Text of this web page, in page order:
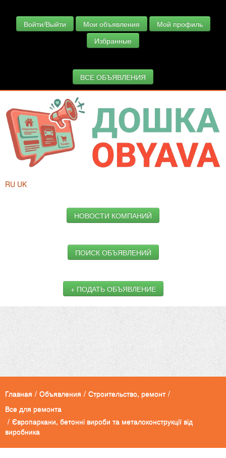
Войти/Выйти Мои объявления
Мой профиль
Избранные
ВСЕ ОБЪЯВЛЕНИЯ
RU UK
НОВОСТИ КОМПАНИЙ
ПОИСК ОБЪЯВЛЕНИЙ
+ ПОДАТЬ ОБЪЯВЛЕНИЕ
Главная / Объявления / Строительство, ремонт /
Все для ремонта
/ Європаркани, бетонні вироби та металоконструкції від
виробника